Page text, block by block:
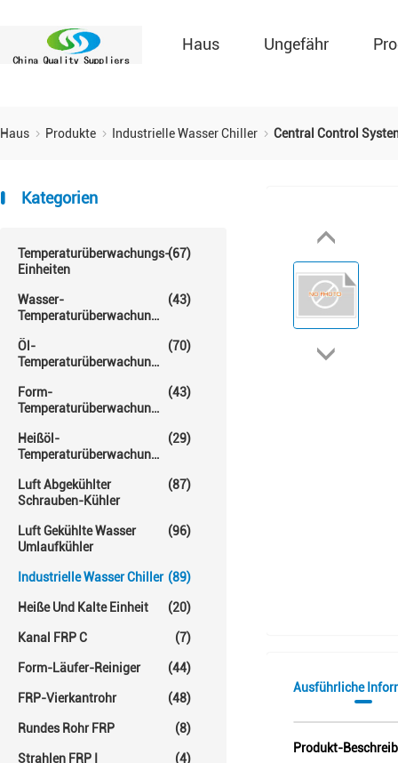
Haus Ungefähr
Haus Produkte Industrielle Wasser Chiller Central Control
Kategorien
Temperaturüberwachungs-
Einheiten
(67)
Wasser-
Temperaturüberwachungs-
(43)
Öl-
Temperaturüberwachungs-
(70)
Form-
Temperaturüberwachungs-
(43)
Heißöl-
Temperaturüberwachungs-
(29)
Luft Abgekühlter
Schrauben-Kühler
(87)
Luft Gekühlte Wasser
Umlaufkühler
(96)
Industrielle Wasser Chiller (89)
Heiße Und Kalte Einheit (20)
Kanal FRP C (7)
Form-Läufer-Reiniger (44)
FRP-Vierkantrohr (48)
Rundes Rohr FRP (8)
Strahlen FRP I (4)
Ausführliche
Produkt-